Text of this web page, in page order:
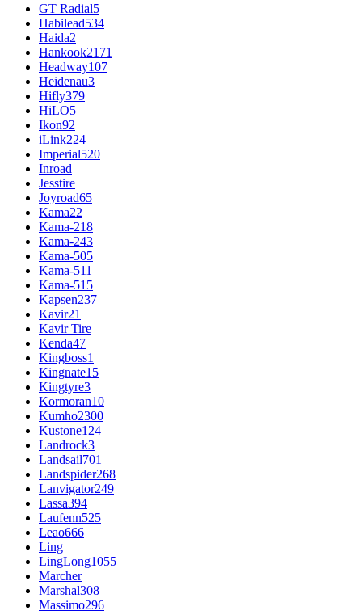
GT Radial5
Habilead534
Haida2
Hankook2171
Headway107
Heidenau3
Hifly379
HiLO5
Ikon92
iLink224
Imperial520
Inroad
Jesstire
Joyroad65
Kama22
Kama-218
Kama-243
Kama-505
Kama-511
Kama-515
Kapsen237
Kavir21
Kavir Tire
Kenda47
Kingboss1
Kingnate15
Kingtyre3
Kormoran10
Kumho2300
Kustone124
Landrock3
Landsail701
Landspider268
Lanvigator249
Lassa394
Laufenn525
Leao666
Ling
LingLong1055
Marcher
Marshal308
Massimo296